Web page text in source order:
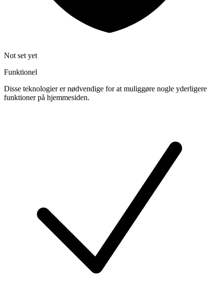
Not set yet
Funktionel
Disse teknologier er nødvendige for at muliggøre nogle yderligere
funktioner på hjemmesiden.